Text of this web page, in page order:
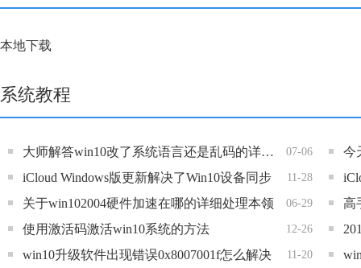
本地下载
系统教程
07-06
大师解答win10改了系统语言还是乱码的详细处理方法
11-28
iCloud Windows版更新解决了Win10设备同步
06-29
关于win102004硬件加速在哪的详细处理本领
12-26
使用激活码激活win10系统的方法
11-20
win10升级软件出现错误0x8007001f怎么解决